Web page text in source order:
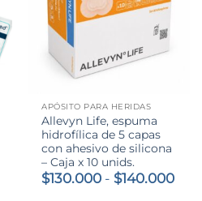
APÓSITO PARA HERIDAS
Allevyn Life, espuma
hidrofílica de 5 capas
con ahesivo de silicona
– Caja x 10 unids.
$130.000 - $140.000